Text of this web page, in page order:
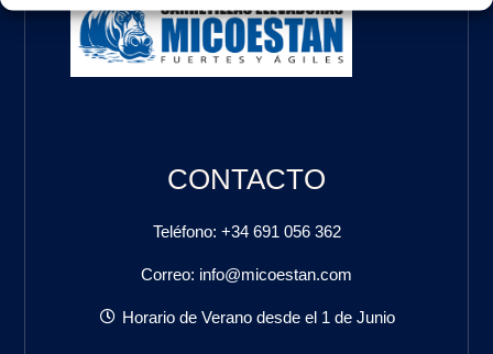
CONTACTO
Teléfono: +34 691 056 362
Correo: info@micoestan.com
Horario de Verano desde el 1 de Junio